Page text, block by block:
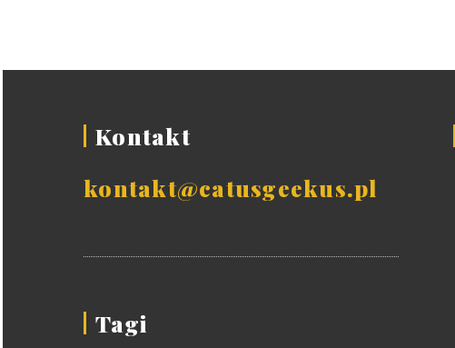
Kontakt
kontakt@catusgeekus.pl
Tagi